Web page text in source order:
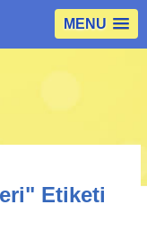
MENU
Etiketi